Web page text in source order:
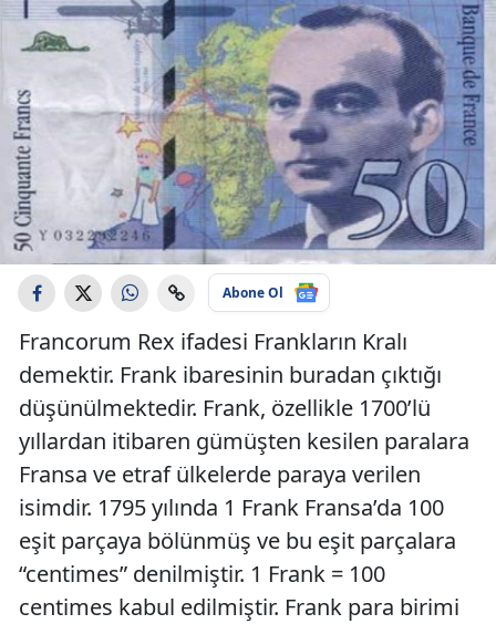
Abone Ol
Francorum Rex ifadesi Frankların Kralı
demektir. Frank ibaresinin buradan çıktığı
düşünülmektedir. Frank, özellikle 1700’lü
yıllardan itibaren gümüşten kesilen paralara
Fransa ve etraf ülkelerde paraya verilen
isimdir. 1795 yılında 1 Frank Fransa’da 100
eşit parçaya bölünmüş ve bu eşit parçalara
“centimes” denilmiştir. 1 Frank = 100
centimes kabul edilmiştir. Frank para birimi